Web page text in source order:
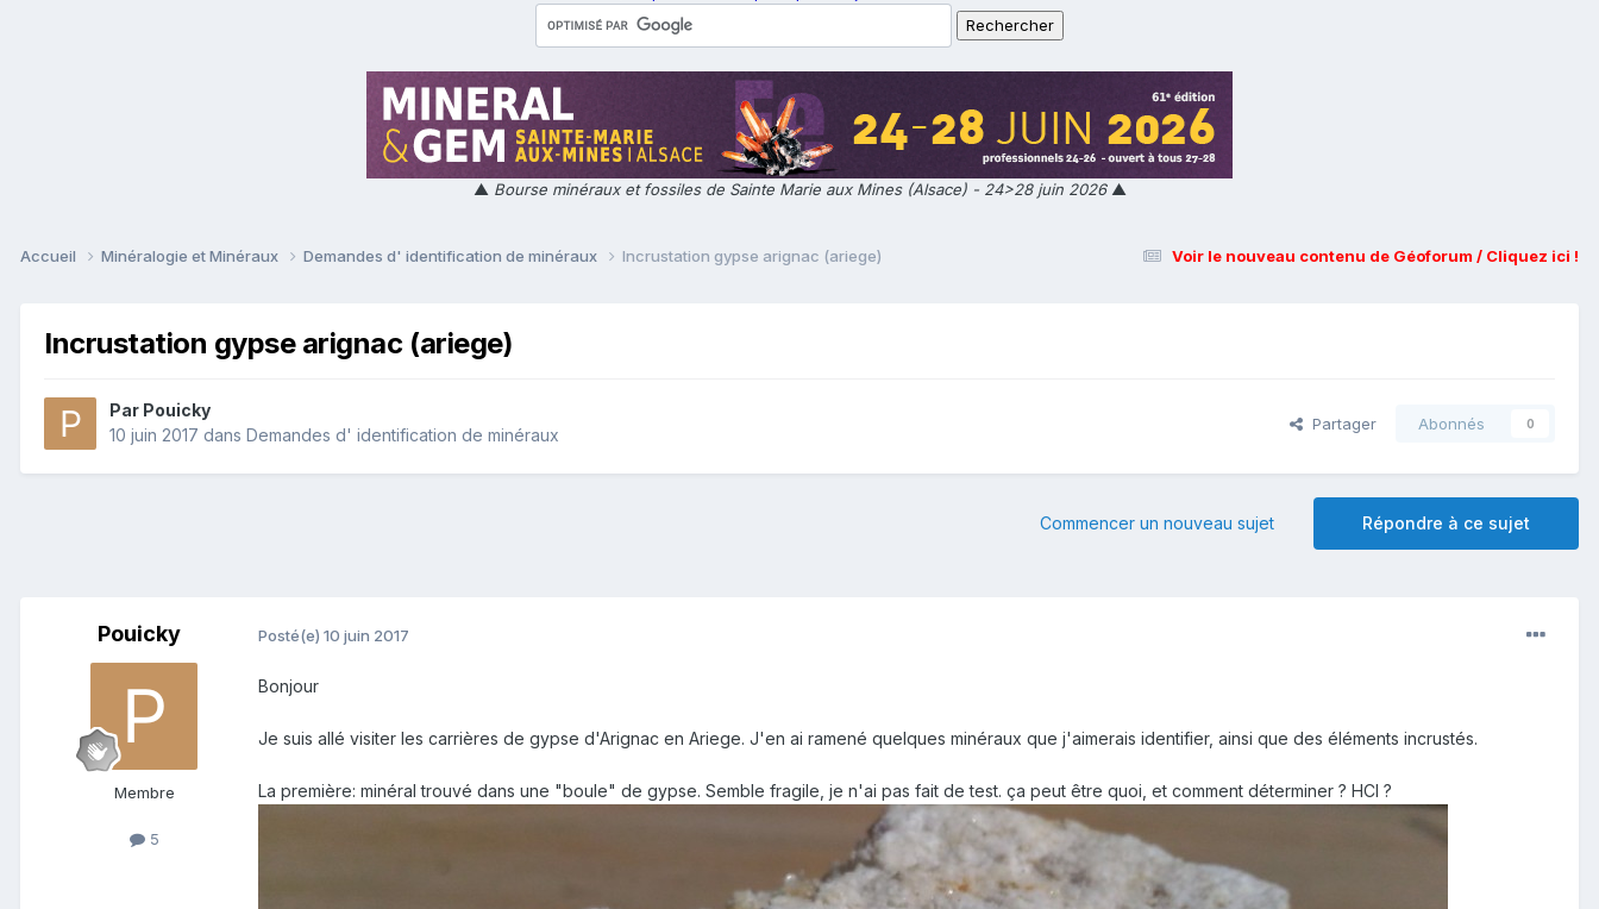
▲ Bourse minéraux et fossiles de Sainte Marie aux Mines (Alsace) - 24>28 juin 2026▲
Voir le nouveau contenu de Géoforum / Cliquez ici !
Accueil Minéralogie et Minéraux Demandes d' identification de minéraux Incrustation gypse arignac (ariege)
Incrustation gypse arignac (ariege)
Par Pouicky
10 juin 2017 dans Demandes d' identification de minéraux
Partager Abonnés 0
Répondre à ce sujet
Commencer un nouveau sujet
Pouicky
Membre
5
Posté(e) 10 juin 2017
Bonjour
Je suis allé visiter les carrières de gypse d'Arignac en Ariege. J'en ai ramené quelques minéraux que j'aimerais identifier, ainsi que des éléments incrustés.
La première: minéral trouvé dans une "boule" de gypse. Semble fragile, je n'ai pas fait de test. ça peut être quoi, et comment déterminer ? HCl ?